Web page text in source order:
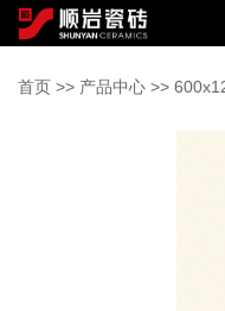
首页 >> 产品中心 >>